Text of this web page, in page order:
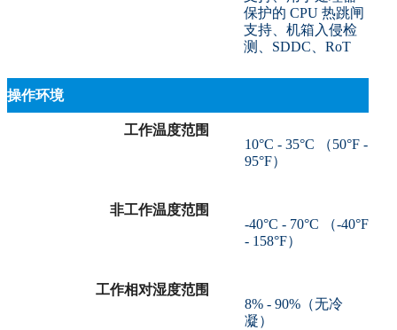
保护的 CPU 热跳闸
支持、机箱入侵检
测、SDDC、RoT
操作环境
工作温度范围
10°C - 35°C （50°F -
95°F）
非工作温度范围
-40°C - 70°C （-40°F
- 158°F）
工作相对湿度范围
8% - 90%（无冷
凝）